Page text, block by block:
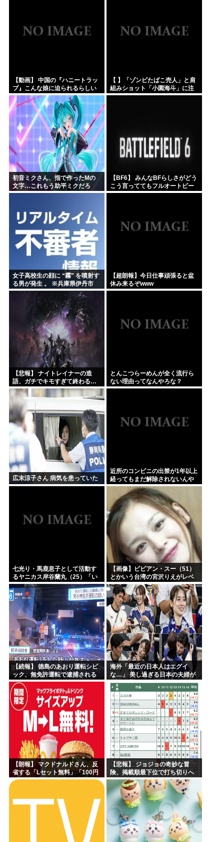
【動画】 中国の『ハニートラッ
プ』こんな娘に迫られるらしい
ｗｗｗｗｗｗ
【 】「ゾンビたばこ売人」と肩
組みショット「小園海斗」に注
がれる”厳しい視線” 「レギュラ
初音ミクさん、指で作ったMの
文字…これもう助平ミクだろ
【BF6】 みんなBFらしさがどう
こう言っててもフルオートビー
ムゲーしたいのが本音
女子高校生の顔に “霧” を噴射す
る男が発生 。 ※兵庫県伊丹市
【超朗報】今日仕事頑張ると盆
休み来るぞwww
【悲報】 ナイトレイナーの造
語、ガチでキモすぎて終わる…
とんこつらーめんが全く流行ら
ない理由ってなんやろな？
広末涼子さん 病気を患っていた
近所のコンビニの出禁が1年以上
経ってもまだ解除されないんや
が…
七光り・馬鹿息子として活動す
るヤニカス岸谷蘭丸（25）「い
くら税金を我々が払ってるんだ
と」
【画像】ビビアン・スー（51）
とかいう台湾の宮沢りえがレベ
チすぎる
【続報】 徳島のあおり運転シビ
ック、無免許運転で逮捕される
ｗｗｗｗ
海外「最近の日本人はエグイ
な…」 美し過ぎる日本の夫婦が
W杯で世界に見つかってしまう
【朗報】 マクドナルドさん、反
省する「Lセット無料」「100円
マック復活」→
【悲報】 ジョジョの奇妙な冒
険、掲載順最下位で打ち切りへ